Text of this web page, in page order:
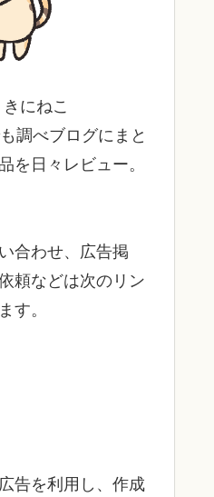
にねこ
調べブログにまと
を日々レビュー。
合わせ、広告掲
頼などは次のリン
す。
告を利用し、作成